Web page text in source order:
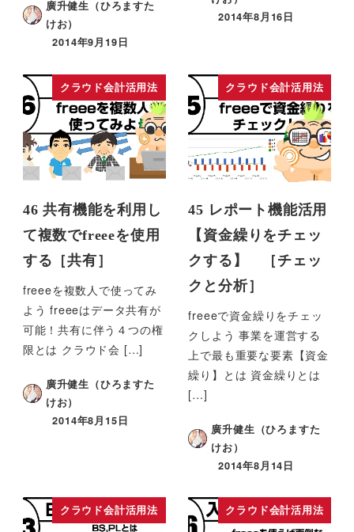
廣升健生（ひろますた
けお）
2014年9月19日
2014年8月16日
クラウド会計活用法
46 共有機能を利用し
て複数でfreeeを使用
する［共有］
freeeを複数人で使ってみ
よう freeeはデータ共有が
可能！共有に伴う４つの権
限とは クラウド会 […]
廣升健生（ひろますた
けお）
2014年8月15日
クラウド会計活用法
45 レポート機能活用
【資金繰りをチェッ
クする】 ［チェッ
クと分析］
freeeで資金繰りをチェッ
クしよう 事業を運営する
上で最も重要な要素【資金
繰り】とは 資金繰りとは
[…]
廣升健生（ひろますた
けお）
2014年8月14日
クラウド会計活用法 クラウド会計活用法